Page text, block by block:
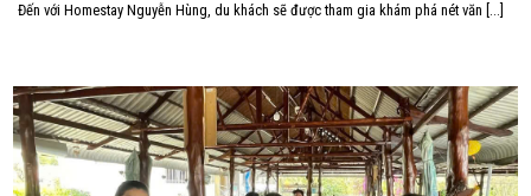
Đến với Homestay Nguyễn Hùng, du khách sẽ được tham gia khám phá nét văn [...]